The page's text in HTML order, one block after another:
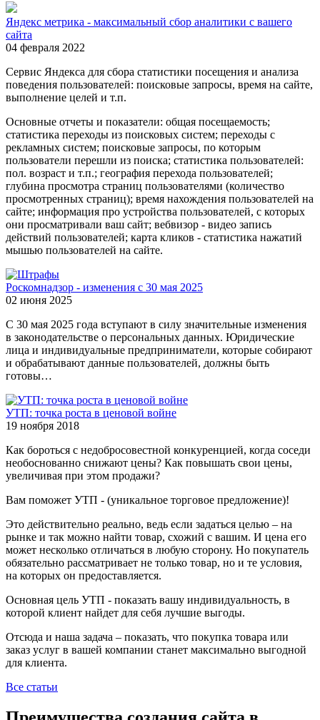
Яндекс метрика - максимальный сбор аналитики с вашего
сайта
04 февраля 2022
Сервис Яндекса для сбора статистики посещения и анализа
поведения пользователей: поисковые запросы, время на сайте,
выполнение целей и т.п.
Основные отчеты и показатели: общая посещаемость;
статистика переходы из поисковых систем; переходы с
рекламных систем; поисковые запросы, по которым
пользователи перешли из поиска; статистика пользователей:
пол. возраст и т.п.; география перехода пользователей;
глубина просмотра страниц пользователями (количество
просмотренных страниц); время нахождения пользователей на
сайте; информация про устройства пользователей, с которых
они просматривали ваш сайт; вебвизор - видео запись
действий пользователей; карта кликов - статистика нажатий
мышью пользователей на сайте.
Роскомнадзор - изменения с 30 мая 2025
02 июня 2025
С 30 мая 2025 года вступают в силу значительные изменения
в законодательстве о персональных данных. Юридические
лица и индивидуальные предприниматели, которые собирают
и обрабатывают данные пользователей, должны быть
готовы…
УТП: точка роста в ценовой войне
19 ноября 2018
Как бороться с недобросовестной конкуренцией, когда соседи
необоснованно снижают цены? Как повышать свои цены,
увеличивая при этом продажи?
Вам поможет УТП - (уникальное торговое предложение)!
Это действительно реально, ведь если задаться целью – на
рынке и так можно найти товар, схожий с вашим. И цена его
может несколько отличаться в любую сторону. Но покупатель
обязательно рассматривает не только товар, но и те условия,
на которых он предоставляется.
Основная цель УТП - показать вашу индивидуальность, в
которой клиент найдет для себя лучшие выгоды.
Отсюда и наша задача – показать, что покупка товара или
заказ услуг в вашей компании станет максимально выгодной
для клиента.
Все статьи